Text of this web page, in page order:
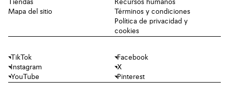
Tiendas
Mapa del sitio
Recursos humanos
Términos y condiciones
Política de privacidad y
cookies
TikTok
Facebook
Instagram
X
YouTube
Pinterest